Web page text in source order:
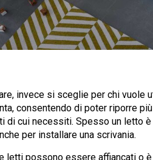
invece si sceglie per chi
consentendo di poter riporre
di cui necessiti. Spesso un letto
per installare una scrivania.
letti possono essere affiancati